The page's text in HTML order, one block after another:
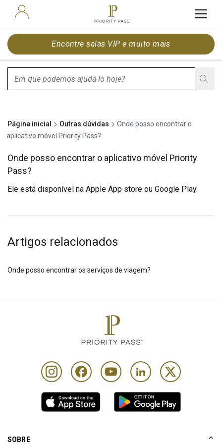
Encontre salas VIP e muito mais
Página inicial Outras dúvidas
Onde posso encontrar o
aplicativo móvel Priority Pass?
Onde posso encontrar o aplicativo móvel Priority
Pass?
Ele está disponível na Apple App store ou Google Play.
Artigos relacionados
Onde posso encontrar os serviços de viagem?
SOBRE